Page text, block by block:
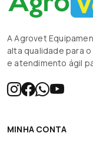
A Agrovet
alta qualidade para
e atendimento ágil
MINHA CONTA